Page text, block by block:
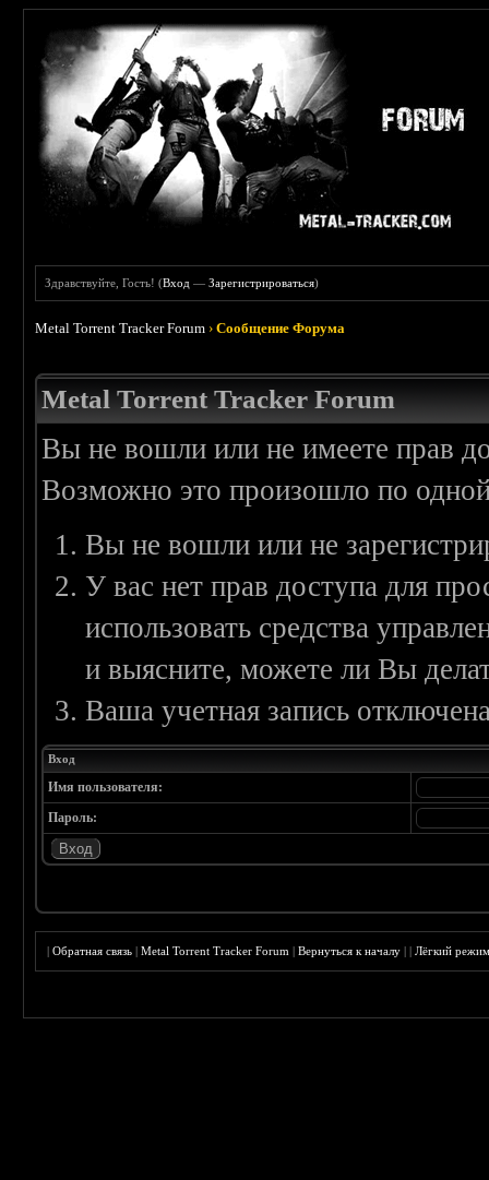
Здравствуйте, Гость! (Вход —Зарегистрироваться)
Metal Torrent Tracker Forum ›Сообщение Форума
Metal Torrent Tracker Forum
Вы не вошли или не имеете прав
Возможно это произошло по
Вы не вошли или не
У вас нет прав доступа для
использовать средства
и выясните, можете ли Вы
Ваша учетная запись
Вход
Имя пользователя:
Пароль:
|Обратная связь |Metal Torrent Tracker Forum |Вернуться к началу ||Лёгкий